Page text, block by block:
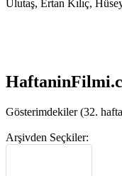
Ulutaş, Ertan Kılıç,
Gösterimdekiler (32.
Arşivden Seçkiler: